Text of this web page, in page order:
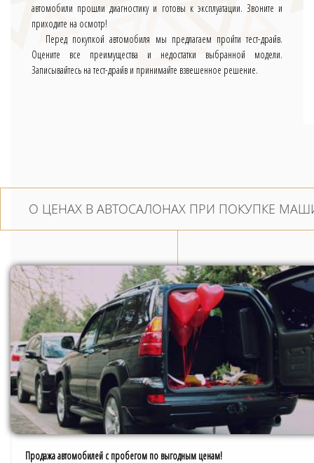
автомобили прошли диагностику и готовы к эксплуатации. Звоните и
приходите на осмотр!
Перед покупкой автомобиля мы предлагаем пройти тест-драйв.
Оцените все преимущества и недостатки выбранной модели.
Записывайтесь на тест-драйв и принимайте взвешенное решение.
О ЦЕНАХ В АВТОСАЛОНАХ ПРИ ПОКУПКЕ
Продажа автомобилей с пробегом по выгодным ценам!